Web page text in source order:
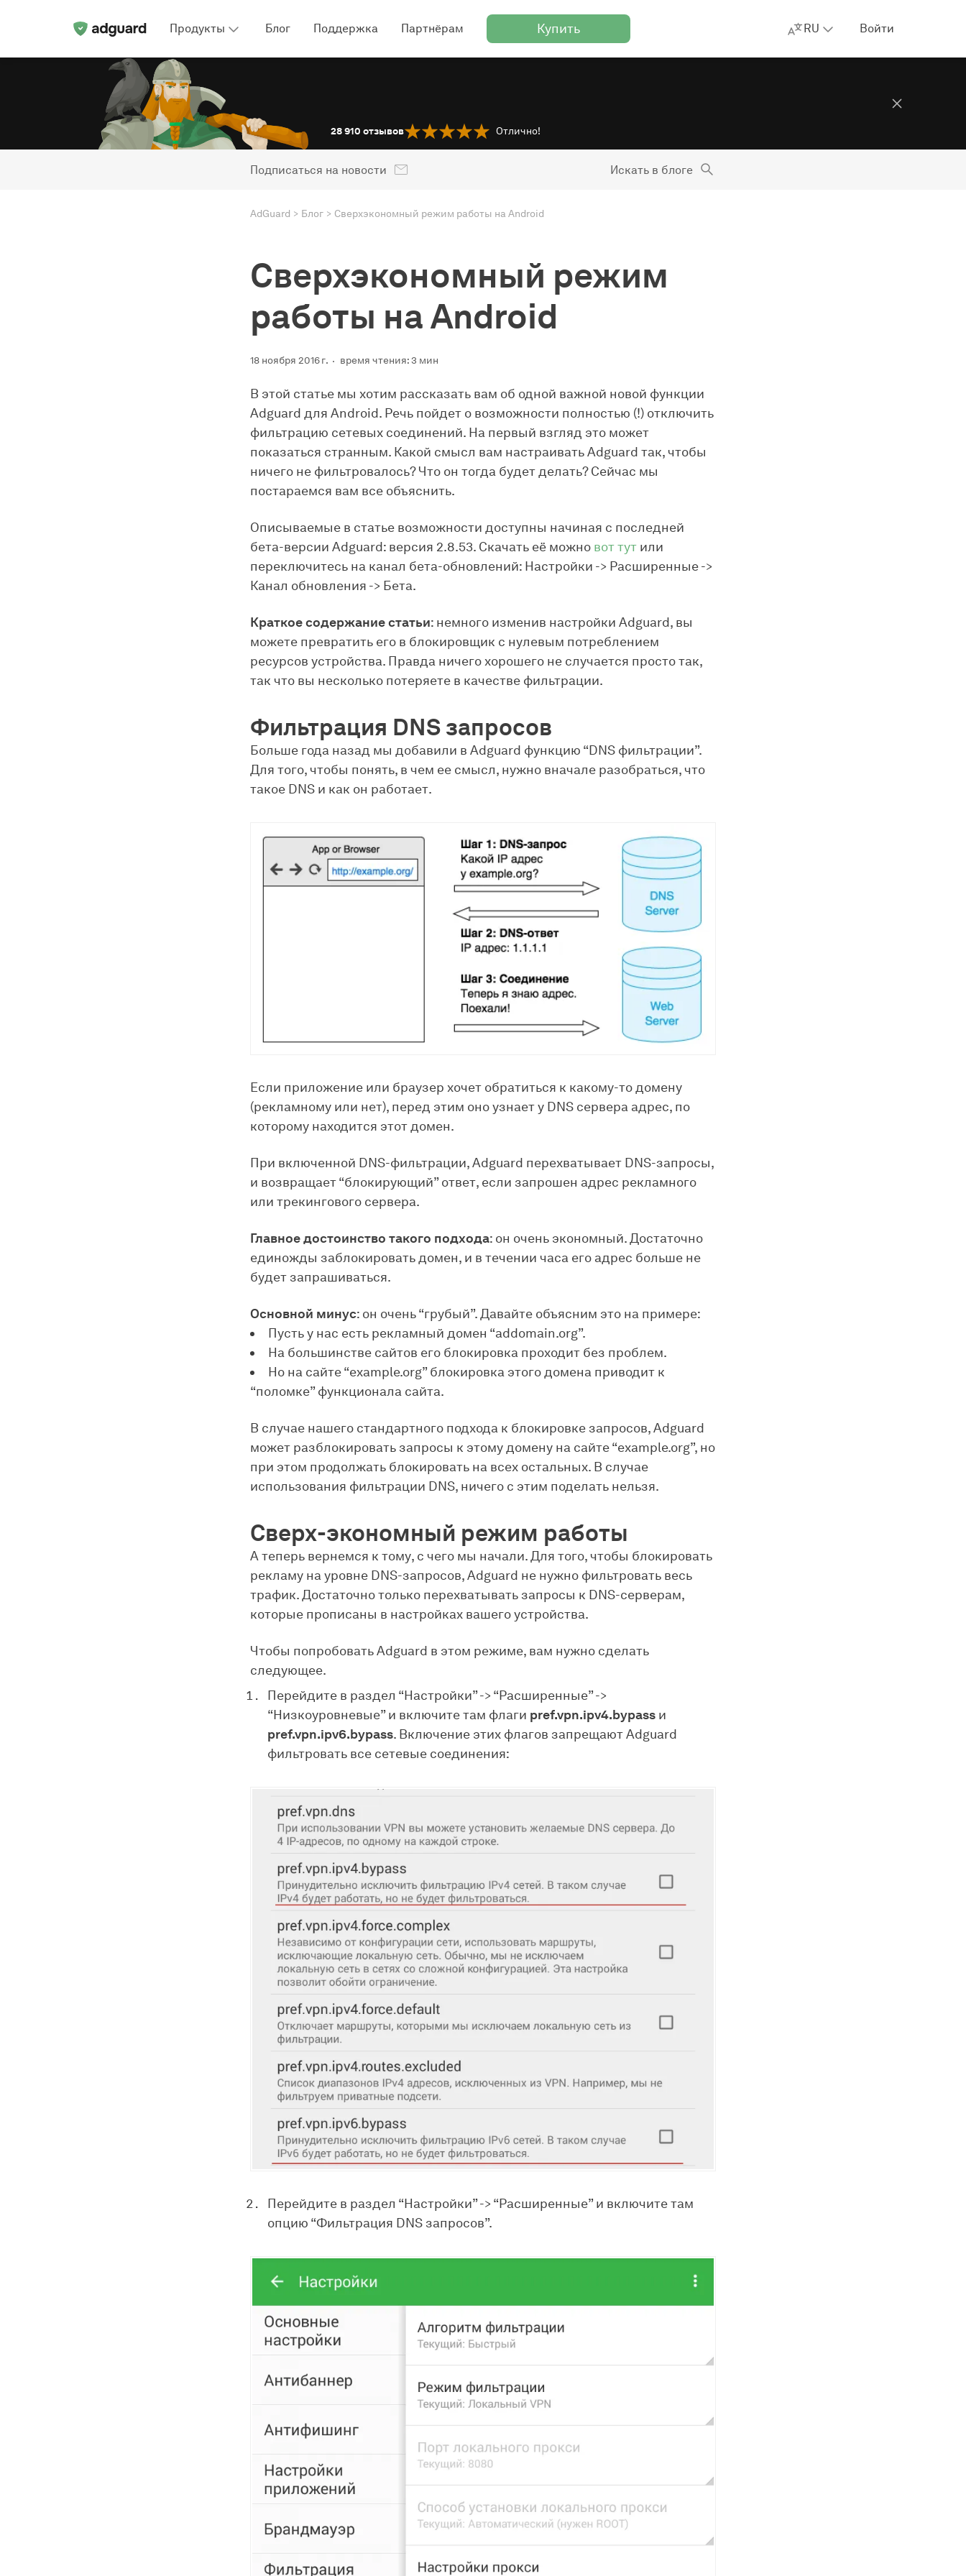
Продукты Блог Поддержка Партнёрам Купить RU Войти
28 910 отзывов Отлично!
Подписаться на новости Искать в блоге
AdGuard Блог Сверхэкономный режим работы на Android
Сверхэкономный режим
работы на Android
18 ноября 2016 г. время чтения: 3 мин
В этой статье мы хотим рассказать вам об одной важной новой функции
Adguard для Android. Речь пойдет о возможности полностью (!) отключить
фильтрацию сетевых соединений. На первый взгляд это может
показаться странным. Какой смысл вам настраивать Adguard так, чтобы
ничего не фильтровалось? Что он тогда будет делать? Сейчас мы
постараемся вам все объяснить.
Описываемые в статье возможности доступны начиная с последней
бета-версии Adguard: версия 2.8.53. Скачать её можно вот тут или
переключитесь на канал бета-обновлений: Настройки -> Расширенные ->
Канал обновления -> Бета.
Краткое содержание статьи: немного изменив настройки Adguard, вы
можете превратить его в блокировщик с нулевым потреблением
ресурсов устройства. Правда ничего хорошего не случается просто так,
так что вы несколько потеряете в качестве фильтрации.
Фильтрация DNS запросов
Больше года назад мы добавили в Adguard функцию “DNS фильтрации”.
Для того, чтобы понять, в чем ее смысл, нужно вначале разобраться, что
такое DNS и как он работает.
Если приложение или браузер хочет обратиться к какому-то домену
(рекламному или нет), перед этим оно узнает у DNS сервера адрес, по
которому находится этот домен.
При включенной DNS-фильтрации, Adguard перехватывает DNS-запросы,
и возвращает “блокирующий” ответ, если запрошен адрес рекламного
или трекингового сервера.
Главное достоинство такого подхода: он очень экономный. Достаточно
единожды заблокировать домен, и в течении часа его адрес больше не
будет запрашиваться.
Основной минус: он очень “грубый”. Давайте объясним это на примере:
Пусть у нас есть рекламный домен “addomain.org”.
На большинстве сайтов его блокировка проходит без проблем.
Но на сайте “example.org” блокировка этого домена приводит к
“поломке” функционала сайта.
В случае нашего стандартного подхода к блокировке запросов, Adguard
может разблокировать запросы к этому домену на сайте “example.org”, но
при этом продолжать блокировать на всех остальных. В случае
использования фильтрации DNS, ничего с этим поделать нельзя.
Сверх-экономный режим работы
А теперь вернемся к тому, с чего мы начали. Для того, чтобы блокировать
рекламу на уровне DNS-запросов, Adguard не нужно фильтровать весь
трафик. Достаточно только перехватывать запросы к DNS-серверам,
которые прописаны в настройках вашего устройства.
Чтобы попробовать Adguard в этом режиме, вам нужно сделать
следующее.
Перейдите в раздел “Настройки” -> “Расширенные” ->
“Низкоуровневые” и включите там флаги pref.vpn.ipv4.bypass и
pref.vpn.ipv6.bypass. Включение этих флагов запрещают Adguard
фильтровать все сетевые соединения:
Перейдите в раздел “Настройки” -> “Расширенные” и включите там
опцию “Фильтрация DNS запросов”.